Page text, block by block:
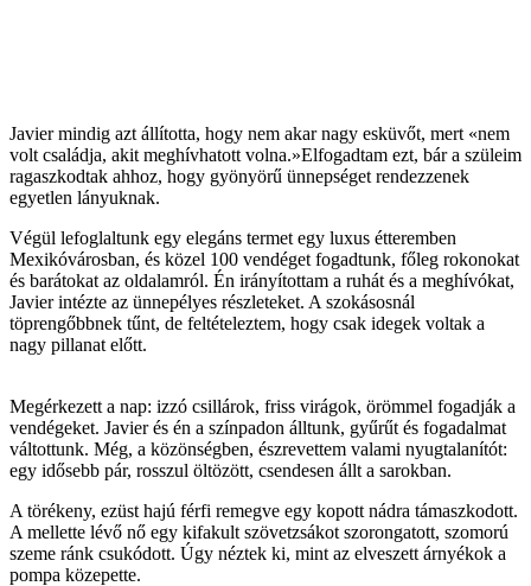
Javier mindig azt állította, hogy nem akar nagy esküvőt, mert «nem
volt családja, akit meghívhatott volna.»Elfogadtam ezt, bár a szüleim
ragaszkodtak ahhoz, hogy gyönyörű ünnepséget rendezzenek
egyetlen lányuknak.
Végül lefoglaltunk egy elegáns termet egy luxus étteremben
Mexikóvárosban, és közel 100 vendéget fogadtunk, főleg rokonokat
és barátokat az oldalamról. Én irányítottam a ruhát és a meghívókat,
Javier intézte az ünnepélyes részleteket. A szokásosnál
töprengőbbnek tűnt, de feltételeztem, hogy csak idegek voltak a
nagy pillanat előtt.
Megérkezett a nap: izzó csillárok, friss virágok, örömmel fogadják a
vendégeket. Javier és én a színpadon álltunk, gyűrűt és fogadalmat
váltottunk. Még, a közönségben, észrevettem valami nyugtalanítót:
egy idősebb pár, rosszul öltözött, csendesen állt a sarokban.
A törékeny, ezüst hajú férfi remegve egy kopott nádra támaszkodott.
A mellette lévő nő egy kifakult szövetzsákot szorongatott, szomorú
szeme ránk csukódott. Úgy néztek ki, mint az elveszett árnyékok a
pompa közepette.